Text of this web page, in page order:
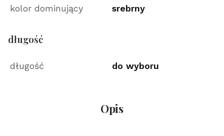
kolor dominujący srebrny
długość
długość do wyboru
Opis